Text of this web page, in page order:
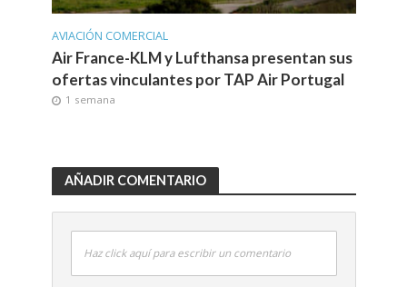
AVIACIÓN COMERCIAL
Air France-KLM y Lufthansa presentan sus
ofertas vinculantes por TAP Air Portugal
1 semana
AÑADIR COMENTARIO
Haz click aquí para escribir un comentario